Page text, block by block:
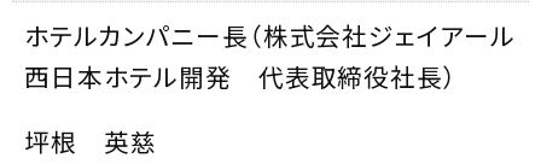
ホテルカンパニー長（株式会社ジェイアール
西日本ホテル開発 代表取締役社長）
坪根 英慈